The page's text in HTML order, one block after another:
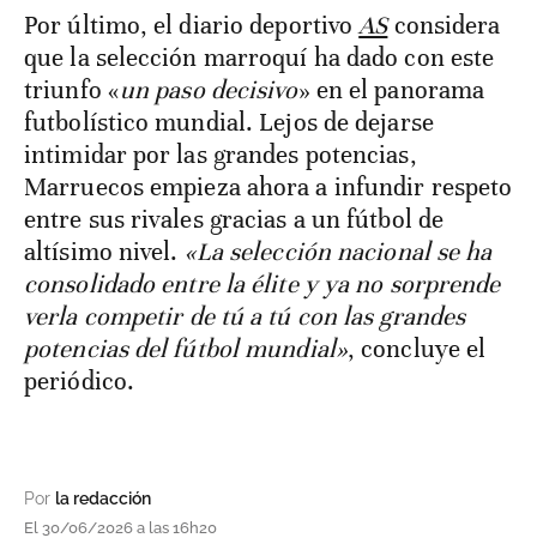
Por último, el diario deportivoASconsidera
que la selección marroquí ha dado con este
triunfo «un paso decisivo» en el panorama
futbolístico mundial. Lejos de dejarse
intimidar por las grandes potencias,
Marruecos empieza ahora a infundir respeto
entre sus rivales gracias a un fútbol de
altísimo nivel. «La selección nacional se ha
consolidado entre la élite y ya no sorprende
verla competir de tú a tú con las grandes
potencias del fútbol mundial», concluye el
periódico.
Por la redacción
El 30/06/2026 a las 16h20